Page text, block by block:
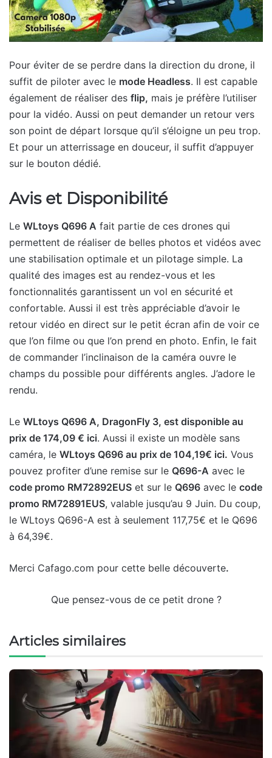
Pour éviter de se perdre dans la direction du drone, il
suffit de piloter avec le mode Headless. Il est capable
également de réaliser des flip, mais je préfère l’utiliser
pour la vidéo. Aussi on peut demander un retour vers
son point de départ lorsque qu’il s’éloigne un peu trop.
Et pour un atterrissage en douceur, il suffit d’appuyer
sur le bouton dédié.
Avis et Disponibilité
Le WLtoys Q696 A fait partie de ces drones qui
permettent de réaliser de belles photos et vidéos avec
une stabilisation optimale et un pilotage simple. La
qualité des images est au rendez-vous et les
fonctionnalités garantissent un vol en sécurité et
confortable. Aussi il est très appréciable d’avoir le
retour vidéo en direct sur le petit écran afin de voir ce
que l’on filme ou que l’on prend en photo. Enfin, le fait
de commander l’inclinaison de la caméra ouvre le
champs du possible pour différents angles. J’adore le
rendu.
Le WLtoys Q696 A, DragonFly 3, est disponible au
prix de 174,09 € ici. Aussi il existe un modèle sans
caméra, le WLtoys Q696 au prix de 104,19€ ici. Vous
pouvez profiter d’une remise sur le Q696-A avec le
code promo RM72892EUS et sur le Q696 avec le code
promo RM72891EUS, valable jusqu’au 9 Juin. Du coup,
le WLtoys Q696-A est à seulement 117,75€ et le Q696
à 64,39€.
Merci Cafago.com pour cette belle découverte.
Que pensez-vous de ce petit drone ?
Articles similaires